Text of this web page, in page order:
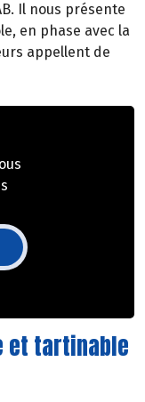
Il nous présente
en phase avec la
appellent de
et tartinable